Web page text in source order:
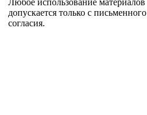
допускается только с письменного
согласия.